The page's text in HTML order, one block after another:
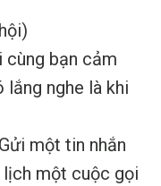
cùng bạn cảm
nghe là khi
một tin nhắn
một cuộc gọi